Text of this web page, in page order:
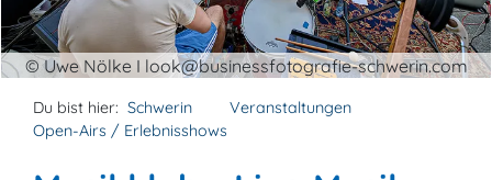
© Uwe Nölke I look@businessfotografie-schwerin.com
Du bist hier: Schwerin
Veranstaltungen
Open-Airs / Erlebnisshows